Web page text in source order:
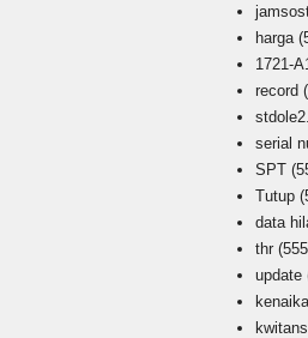
harga
1721-
record
serial
SPT
Tutup
data
thr
update